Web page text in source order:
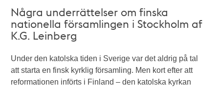
Några underrättelser om finska
nationella församlingen i Stockholm af
K.G. Leinberg
Under den katolska tiden i Sverige var det aldrig på tal
att starta en finsk kyrklig församling. Men kort efter att
reformationen införts i Finland – den katolska kyrkan